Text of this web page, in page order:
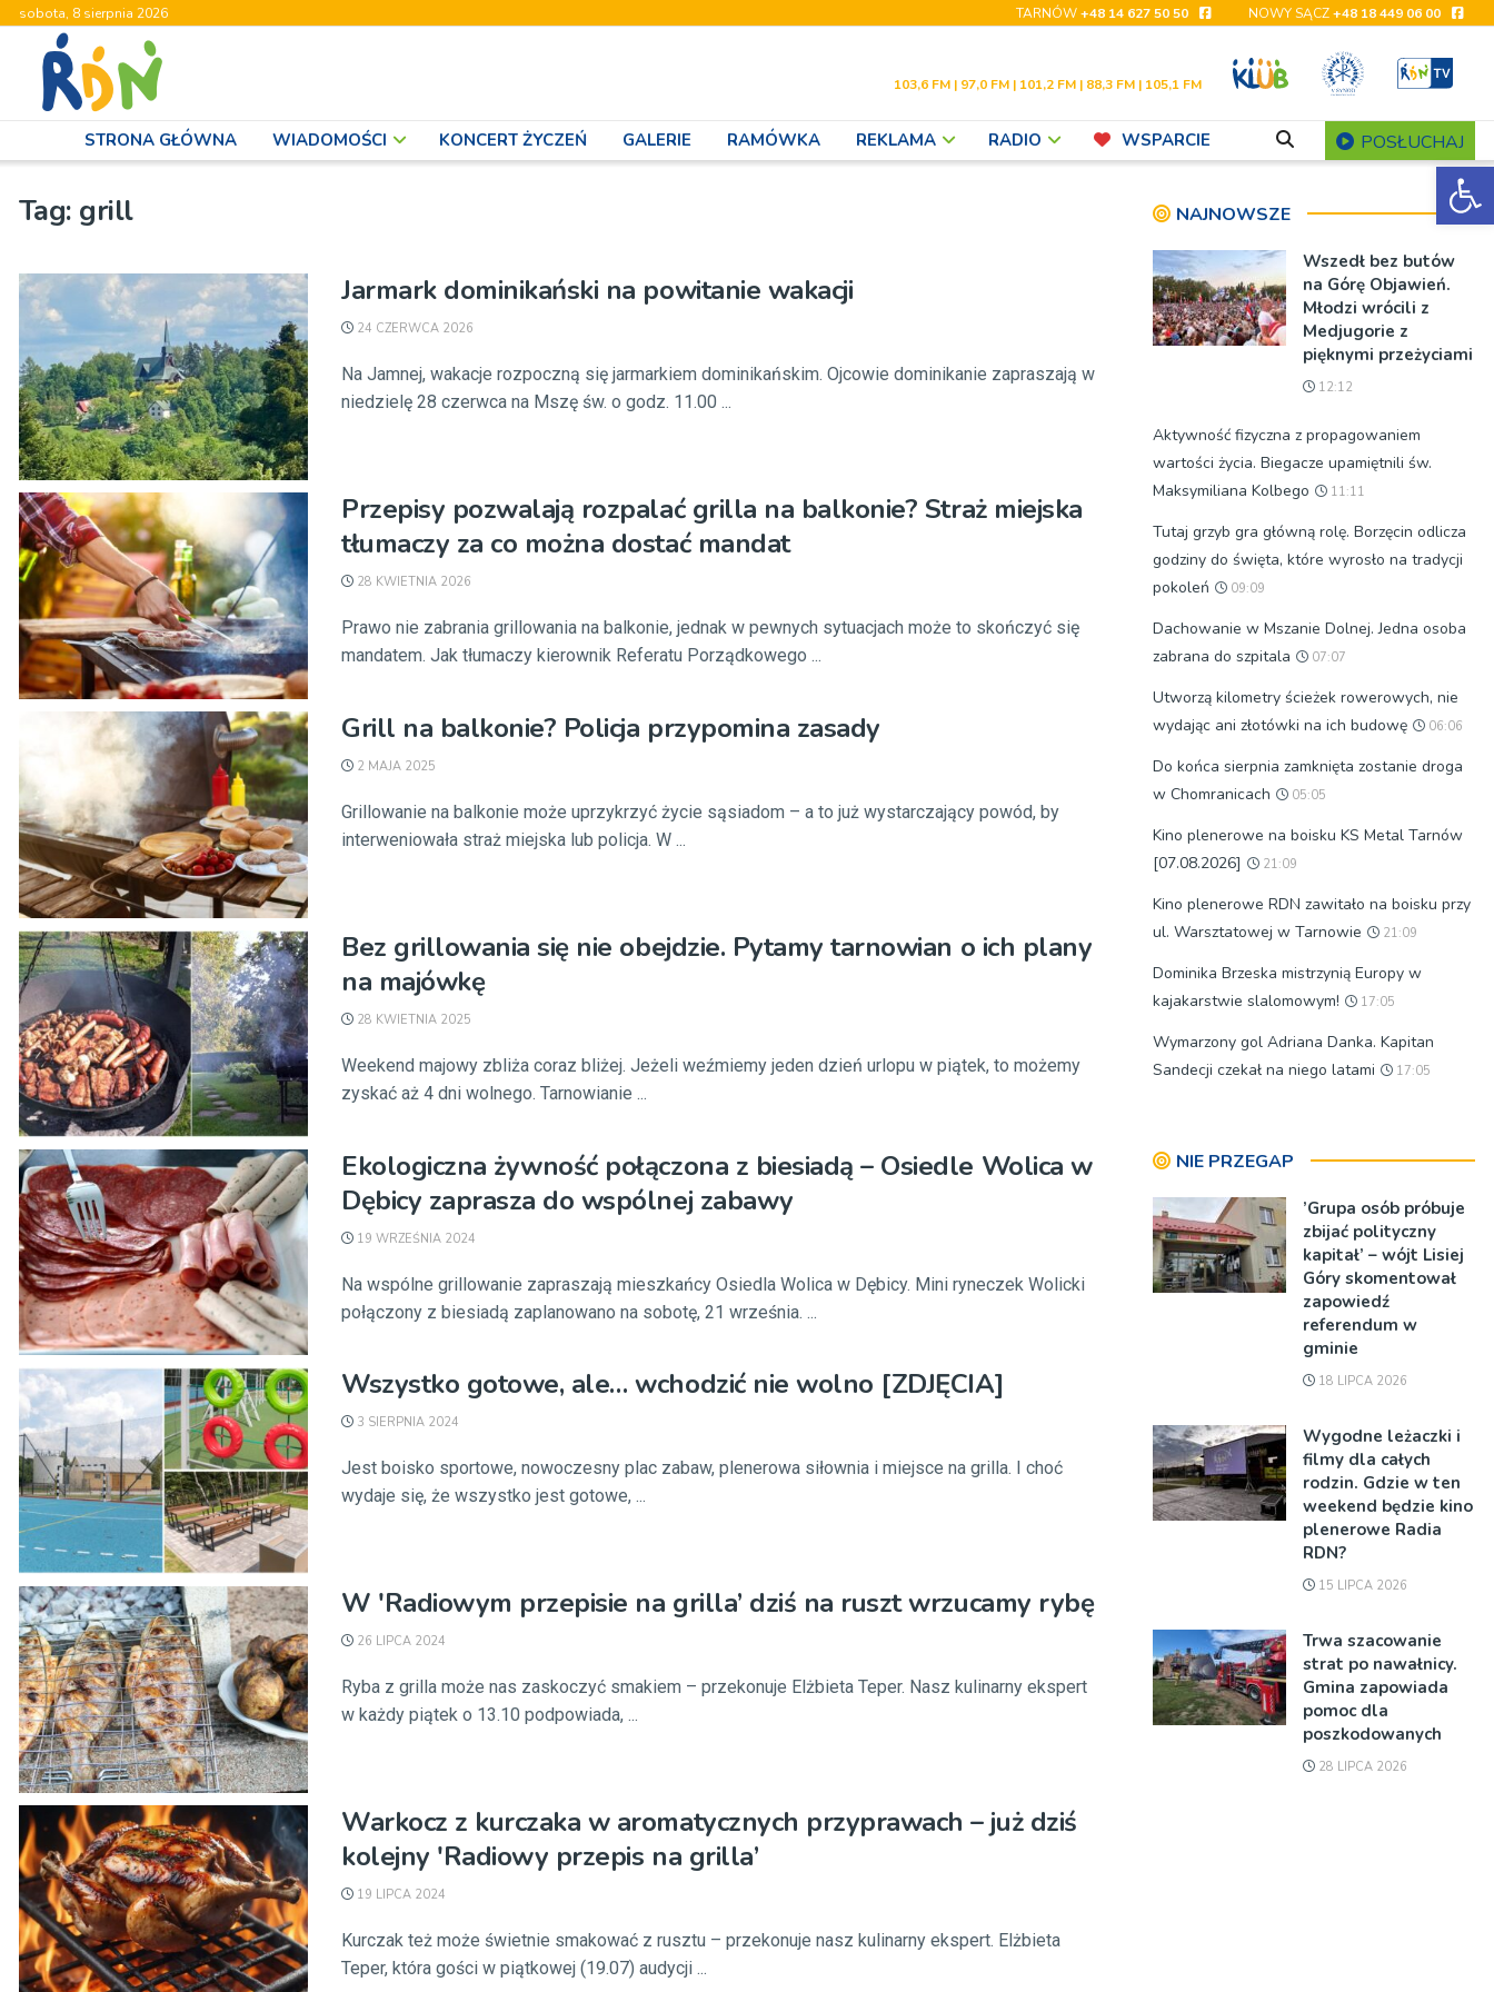
sobota, 8 sierpnia 2026 TARNÓW+48 14 627 50 50 NOWY SĄCZ+48 18 449 06 00
103,6 FM | 97,0 FM | 101,2 FM | 88,3 FM | 105,1 FM
STRONA GŁÓWNA WIADOMOŚCI KONCERT ŻYCZEŃ GALERIE RAMÓWKA REKLAMA RADIO WSPARCIE POSŁUCHAJ
Tag: grill
Jarmark dominikański na powitanie wakacji
24 CZERWCA 2026
Na Jamnej, wakacje rozpoczną się jarmarkiem dominikańskim. Ojcowie dominikanie zapraszają w
niedzielę 28 czerwca na Mszę św. o godz. 11.00 ...
Przepisy pozwalają rozpalać grilla na balkonie? Straż miejska
tłumaczy za co można dostać mandat
28 KWIETNIA 2026
Prawo nie zabrania grillowania na balkonie, jednak w pewnych sytuacjach może to skończyć się
mandatem. Jak tłumaczy kierownik Referatu Porządkowego ...
Grill na balkonie? Policja przypomina zasady
2 MAJA 2025
Grillowanie na balkonie może uprzykrzyć życie sąsiadom – a to już wystarczający powód, by
interweniowała straż miejska lub policja. W ...
Bez grillowania się nie obejdzie. Pytamy tarnowian o ich plany
na majówkę
28 KWIETNIA 2025
Weekend majowy zbliża coraz bliżej. Jeżeli weźmiemy jeden dzień urlopu w piątek, to możemy
zyskać aż 4 dni wolnego. Tarnowianie ...
Ekologiczna żywność połączona z biesiadą – Osiedle Wolica w
Dębicy zaprasza do wspólnej zabawy
19 WRZEŚNIA 2024
Na wspólne grillowanie zapraszają mieszkańcy Osiedla Wolica w Dębicy. Mini ryneczek Wolicki
połączony z biesiadą zaplanowano na sobotę, 21 września. ...
Wszystko gotowe, ale… wchodzić nie wolno [ZDJĘCIA]
3 SIERPNIA 2024
Jest boisko sportowe, nowoczesny plac zabaw, plenerowa siłownia i miejsce na grilla. I choć
wydaje się, że wszystko jest gotowe, ...
W 'Radiowym przepisie na grilla’ dziś na ruszt wrzucamy rybę
26 LIPCA 2024
Ryba z grilla może nas zaskoczyć smakiem – przekonuje Elżbieta Teper. Nasz kulinarny ekspert
w każdy piątek o 13.10 podpowiada, ...
Warkocz z kurczaka w aromatycznych przyprawach – już dziś
kolejny 'Radiowy przepis na grilla’
19 LIPCA 2024
Kurczak też może świetnie smakować z rusztu – przekonuje nasz kulinarny ekspert. Elżbieta
Teper, która gości w piątkowej (19.07) audycji ...
NAJNOWSZE
Wszedł bez butów
na Górę Objawień.
Młodzi wrócili z
Medjugorie z
pięknymi przeżyciami
12:12
Aktywność fizyczna z propagowaniem
wartości życia. Biegacze upamiętnili św.
Maksymiliana Kolbego
11:11
Tutaj grzyb gra główną rolę. Borzęcin odlicza
godziny do święta, które wyrosło na tradycji
pokoleń
09:09
Dachowanie w Mszanie Dolnej. Jedna osoba
zabrana do szpitala
07:07
Utworzą kilometry ścieżek rowerowych, nie
wydając ani złotówki na ich budowę
06:06
Do końca sierpnia zamknięta zostanie droga
w Chomranicach
05:05
Kino plenerowe na boisku KS Metal Tarnów
[07.08.2026]
21:09
Kino plenerowe RDN zawitało na boisku przy
ul. Warsztatowej w Tarnowie
21:09
Dominika Brzeska mistrzynią Europy w
kajakarstwie slalomowym!
17:05
Wymarzony gol Adriana Danka. Kapitan
Sandecji czekał na niego latami
17:05
NIE PRZEGAP
’Grupa osób próbuje
zbijać polityczny
kapitał’ – wójt Lisiej
Góry skomentował
zapowiedź
referendum w
gminie
18 LIPCA 2026
Wygodne leżaczki i
filmy dla całych
rodzin. Gdzie w ten
weekend będzie kino
plenerowe Radia
RDN?
15 LIPCA 2026
Trwa szacowanie
strat po nawałnicy.
Gmina zapowiada
pomoc dla
poszkodowanych
28 LIPCA 2026